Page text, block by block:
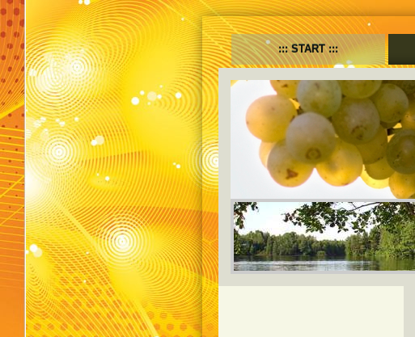
START